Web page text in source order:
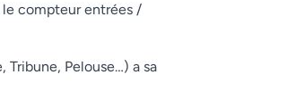
compteur entrées /
Tribune, Pelouse…) a sa